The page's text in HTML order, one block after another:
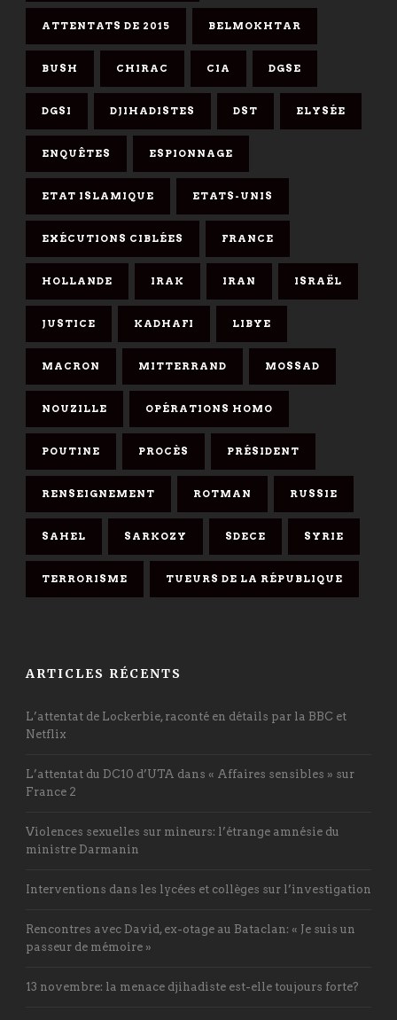
ATTENTATS DE 2015 BELMOKHTAR
BUSH CHIRAC CIA DGSE
DGSI DJIHADISTES DST ELYSÉE
ENQUÊTES ESPIONNAGE
ETAT ISLAMIQUE ETATS-UNIS
EXÉCUTIONS CIBLÉES FRANCE
HOLLANDE IRAK IRAN ISRAËL
JUSTICE KADHAFI LIBYE
MACRON MITTERRAND MOSSAD
NOUZILLE OPÉRATIONS HOMO
POUTINE PROCÈS PRÉSIDENT
RENSEIGNEMENT ROTMAN RUSSIE
SAHEL SARKOZY SDECE SYRIE
TERRORISME TUEURS DE LA RÉPUBLIQUE
ARTICLES RÉCENTS
L’attentat de Lockerbie, raconté en détails par la BBC et
Netflix
L’attentat du DC10 d’UTA dans « Affaires sensibles » sur
France 2
Violences sexuelles sur mineurs: l’étrange amnésie du
ministre Darmanin
Interventions dans les lycées et collèges sur l’investigation
Rencontres avec David, ex-otage au Bataclan: « Je suis un
passeur de mémoire »
13 novembre: la menace djihadiste est-elle toujours forte?